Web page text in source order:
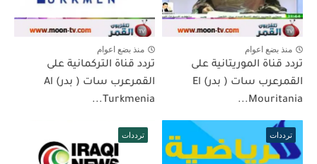
منذ بضع اعوام
تردد قناة الموريتانية على
القمرعرب سات ( بدر) El
Mouritania...
منذ بضع اعوام
تردد قناة التركمانية على
القمرعرب سات ( بدر) Al
Turkmenia...
ترددات ترددات